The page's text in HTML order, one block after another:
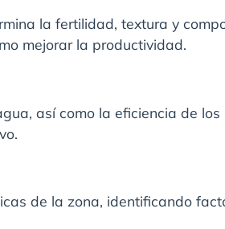
la fertilidad, textura y
mejorar la productividad.
así como la eficiencia de
de la zona, identificando